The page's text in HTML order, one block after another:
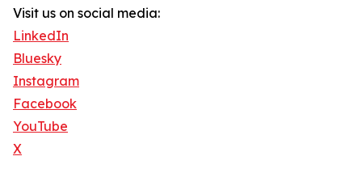
Visit us on social media:
LinkedIn
Bluesky
Instagram
Facebook
YouTube
X